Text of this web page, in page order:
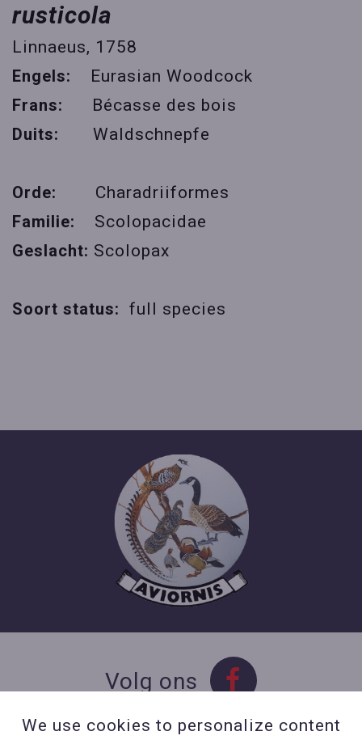
rusticola
Linnaeus, 1758
Engels: Eurasian Woodcock
Frans: Bécasse des bois
Duits: Waldschnepfe
Orde: Charadriiformes
Familie: Scolopacidae
Geslacht: Scolopax
Soort status: full species
Volg ons
We use cookies to personalize content